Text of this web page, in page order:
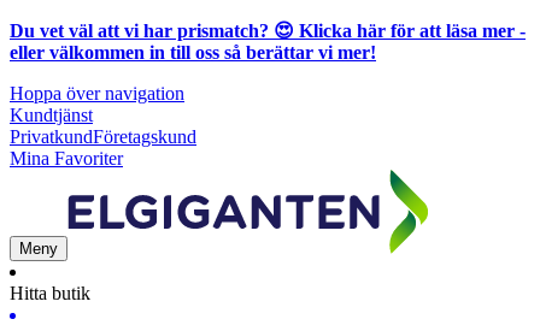
Du vet väl att vi har prismatch? 😍 Klicka här för att läsa mer -
eller välkommen in till oss så berättar vi mer!
Hoppa över navigation
Kundtjänst
PrivatkundFöretagskund
Mina Favoriter
Meny
Hitta butik